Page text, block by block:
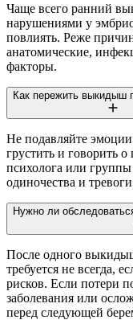
Чаще всего ранний
нарушениями у
повлиять. Реже
анатомические,
факторы.
Как пережить выкидыш
Не подавляйте
грустить и говорить
психолога или
одиночества и
Нужно ли
После одного
требуется не всегда,
рисков. Если потери
заболевания или
перед следующей